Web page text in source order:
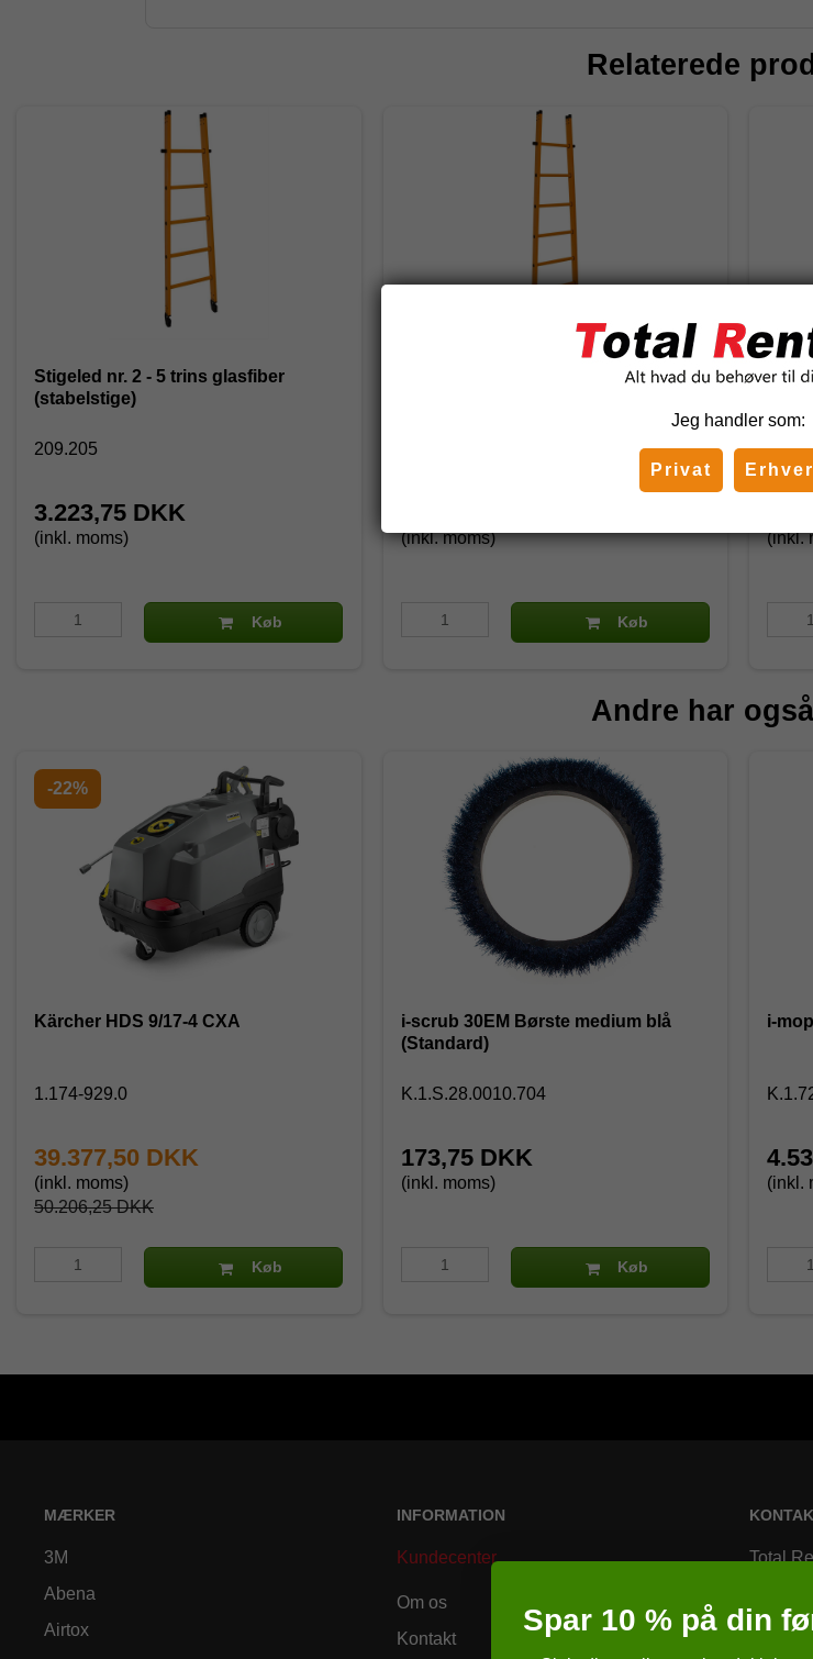
Relaterede
Stigeled nr. 2 - 5 trins glasfiber
(stabelstige)
209.205
3.223,75 DKK
(inkl. moms)
Køb
Stigeled nr. 3 - 6 trins glasfiber
(inkl. moms)
Køb
(inkl.
Andre har
-22%
Kärcher HDS 9/17-4 CXA
1.174-929.0
50.206,25 DKK
39.377,50 DKK
(inkl. moms)
Køb
i-scrub 30EM Børste medium blå
(Standard)
K.1.S.28.0010.704
173,75 DKK
(inkl. moms)
Køb
i-
(inkl.
MÆRKER
3M
Abena
Airtox
INFORMATION
Kundecenter
Om os
Kontakt
Total
8230
Jeg handler som:
Privat
Spar 10 % på din